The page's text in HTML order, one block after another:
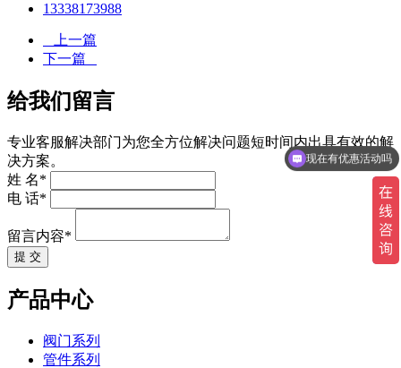
13338173988
上一篇
下一篇
给我们留言
专业客服解决部门为您全方位解决问题短时间内出具有效的解
决方案。
姓 名*
电 话*
留言内容*
提 交
产品中心
阀门系列
管件系列
现在有优惠活动吗